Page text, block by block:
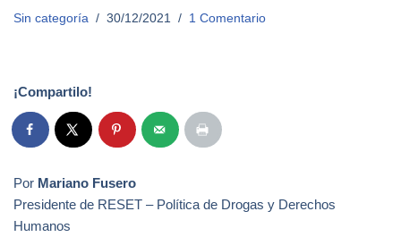
Sin categoría 30/12/2021 1 Comentario
¡Compartilo!
Por Mariano Fusero
Presidente de RESET – Política de Drogas y Derechos
Humanos